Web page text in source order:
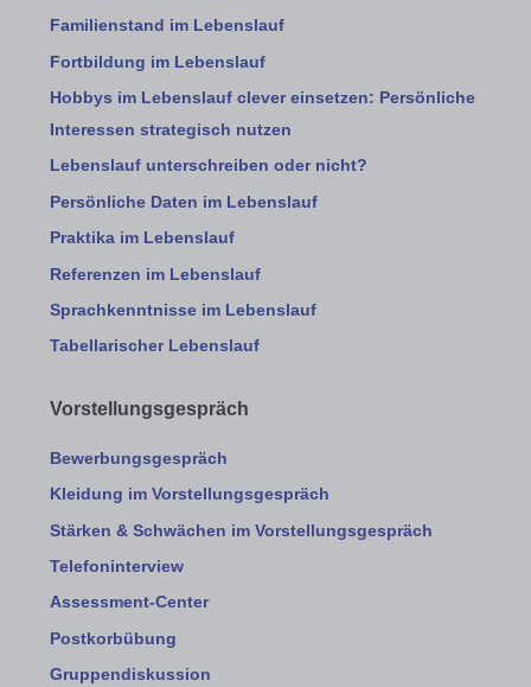
Familienstand im Lebenslauf
Fortbildung im Lebenslauf
Hobbys im Lebenslauf clever einsetzen: Persönliche
Interessen strategisch nutzen
Lebenslauf unterschreiben oder nicht?
Persönliche Daten im Lebenslauf
Praktika im Lebenslauf
Referenzen im Lebenslauf
Sprachkenntnisse im Lebenslauf
Tabellarischer Lebenslauf
Vorstellungsgespräch
Bewerbungsgespräch
Kleidung im Vorstellungsgespräch
Stärken & Schwächen im Vorstellungsgespräch
Telefoninterview
Assessment-Center
Postkorbübung
Gruppendiskussion